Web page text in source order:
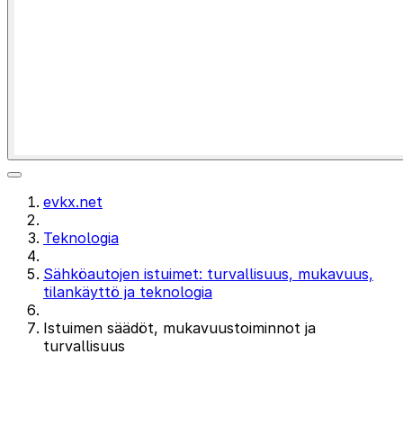
evkx.net
Teknologia
Sähköautojen istuimet: turvallisuus, mukavuus,
tilankäyttö ja teknologia
Istuimen säädöt, mukavuustoiminnot ja
turvallisuus